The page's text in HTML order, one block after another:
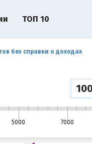
без справки о доходах
5000 7000
ТОП 10